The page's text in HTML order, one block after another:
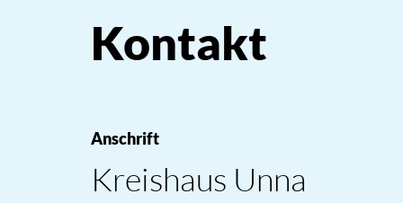
Kontakt
Anschrift
Kreishaus Unna